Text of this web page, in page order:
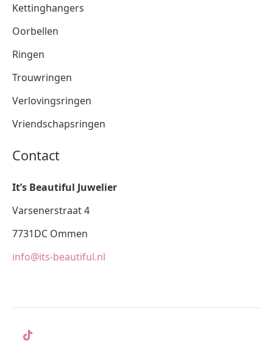
Kettinghangers
Oorbellen
Ringen
Trouwringen
Verlovingsringen
Vriendschapsringen
Contact
It’s Beautiful Juwelier
Varsenerstraat 4
7731DC Ommen
info@its-beautiful.nl